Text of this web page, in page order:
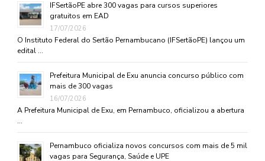
IFSertãoPE abre 300 vagas para cursos superiores
gratuitos em EAD
17/07/2026
O Instituto Federal do Sertão Pernambucano (IFSertãoPE) lançou um
edital …
Prefeitura Municipal de Exu anuncia concurso público com
mais de 300 vagas
16/07/2026
A Prefeitura Municipal de Exu, em Pernambuco, oficializou a abertura
…
Pernambuco oficializa novos concursos com mais de 5 mil
vagas para Segurança, Saúde e UPE